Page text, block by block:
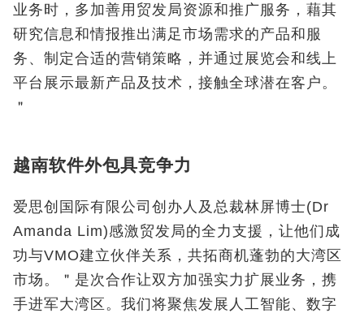
业务时，多加善用贸发局资源和推广服务，藉其
研究信息和情报推出满足市场需求的产品和服
务、制定合适的营销策略，并通过展览会和线上
平台展示最新产品及技术，接触全球潜在客户。
＂
越南软件外包具竞争力
爱思创国际有限公司创办人及总裁林屏博士(Dr
Amanda Lim)感激贸发局的全力支援，让他们成
功与VMO建立伙伴关系，共拓商机蓬勃的大湾区
市场。＂是次合作让双方加强实力扩展业务，携
手进军大湾区。我们将聚焦发展人工智能、数字